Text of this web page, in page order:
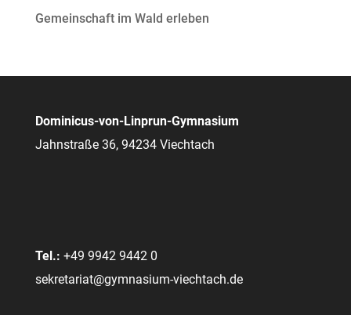
Gemeinschaft im Wald erleben
Dominicus-von-Linprun-Gymnasium
Jahnstraße 36, 94234 Viechtach
Tel.: +49 9942 9442 0
sekretariat@gymnasium-viechtach.de